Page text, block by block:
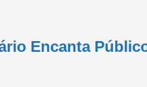
Encanta